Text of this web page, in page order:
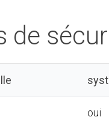
de
oui